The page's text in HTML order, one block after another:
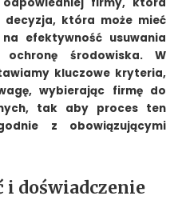
decyzja, która może mieć
efektywność usuwania
środowiska. W
kluczowe kryteria,
wybierając firmę do
tak aby proces ten
z obowiązującymi
i doświadczenie